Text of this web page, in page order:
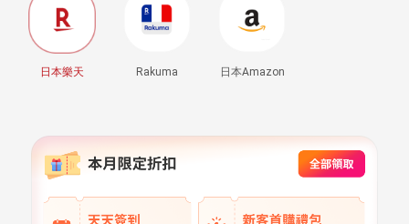
日本樂天 Rakuma 日本Amazon